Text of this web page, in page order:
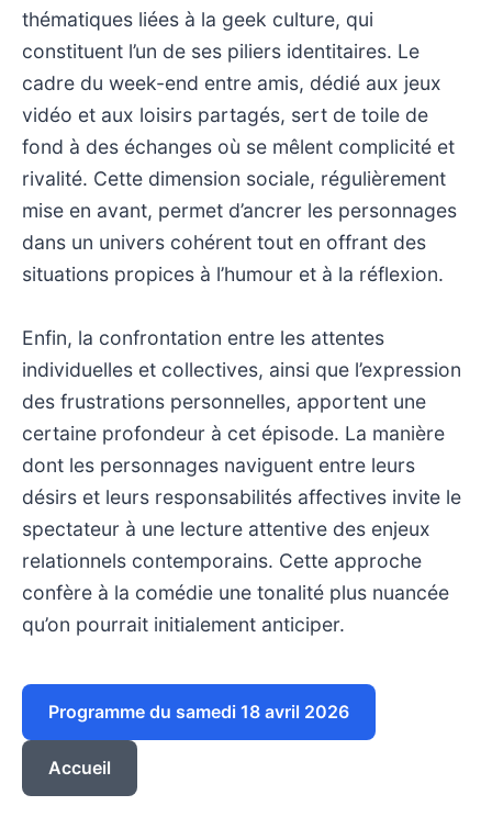
thématiques liées à la geek culture, qui
constituent l’un de ses piliers identitaires. Le
cadre du week-end entre amis, dédié aux jeux
vidéo et aux loisirs partagés, sert de toile de
fond à des échanges où se mêlent complicité et
rivalité. Cette dimension sociale, régulièrement
mise en avant, permet d’ancrer les personnages
dans un univers cohérent tout en offrant des
situations propices à l’humour et à la réflexion.
Enfin, la confrontation entre les attentes
individuelles et collectives, ainsi que l’expression
des frustrations personnelles, apportent une
certaine profondeur à cet épisode. La manière
dont les personnages naviguent entre leurs
désirs et leurs responsabilités affectives invite le
spectateur à une lecture attentive des enjeux
relationnels contemporains. Cette approche
confère à la comédie une tonalité plus nuancée
qu’on pourrait initialement anticiper.
Programme du samedi 18 avril 2026
Accueil